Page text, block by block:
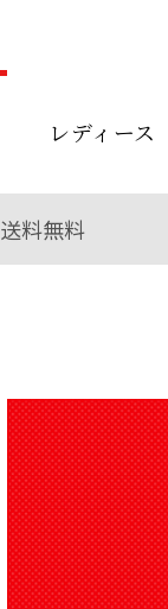
レディース
送料無料